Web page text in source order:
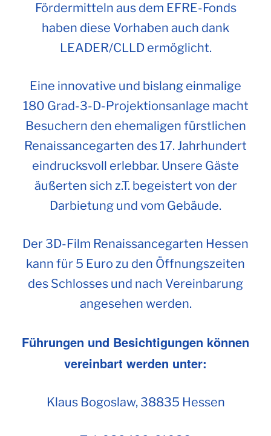
Fördermitteln aus dem EFRE-Fonds
haben diese Vorhaben auch dank
LEADER/CLLD ermöglicht.
Eine innovative und bislang einmalige
180 Grad-3-D-Projektionsanlage macht
Besuchern den ehemaligen fürstlichen
Renaissancegarten des 17. Jahrhundert
eindrucksvoll erlebbar. Unsere Gäste
äußerten sich z.T. begeistert von der
Darbietung und vom Gebäude.
Der 3D-Film Renaissancegarten Hessen
kann für 5 Euro zu den Öffnungszeiten
des Schlosses und nach Vereinbarung
angesehen werden.
Führungen und Besichtigungen können
vereinbart werden unter:
Klaus Bogoslaw, 38835 Hessen